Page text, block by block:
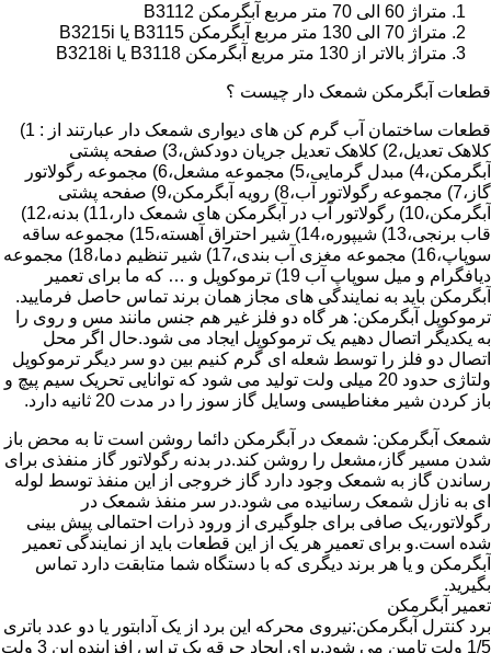
متراژ 60 الی 70 متر مربع آبگرمکن B3112
متراژ 70 الی 130 متر مربع آبگرمکن B3115 یا B3215i
متراژ بالاتر از 130 متر مربع آبگرمکن B3118 یا B3218i
قطعات آبگرمکن شمعک دار چیست ؟
قطعات ساختمان آب گرم کن های دیواری شمعک دار عبارتند از : 1)
کلاهک تعدیل،2) کلاهک تعدیل جریان دودکش،3) صفحه پشتی
آبگرمکن،4) مبدل گرمایی،5) مجموعه مشعل،6) مجموعه رگولاتور
گاز،7) مجموعه رگولاتور آب،8) رویه آبگرمکن،9) صفحه پشتی
آبگرمکن،10) رگولاتور آب در آبگرمکن های شمعک دار،11) بدنه،12)
قاب برنجی،13) شیپوره،14) شیر احتراق آهسته،15) مجموعه ساقه
سوپاپ،16) مجموعه مغزی آب بندی،17) شیر تنظیم دما،18) مجموعه
دیافگرام و میل سوپاپ آب 19) ترموکوپل و … که ما برای تعمیر
آبگرمکن باید به نمایندگی های مجاز همان برند تماس حاصل فرمایید.
ترموکوپل آبگرمکن: هر گاه دو فلز غیر هم جنس مانند مس و روی را
به یکدیگر اتصال دهیم یک ترموکوپل ایجاد می شود.حال اگر محل
اتصال دو فلز را توسط شعله ای گرم کنیم بین دو سر دیگر ترموکوپل
ولتاژی حدود 20 میلی ولت تولید می شود که توانایی تحریک سیم پیچ و
باز کردن شیر مغناطیسی وسایل گاز سوز را در مدت 20 ثانیه دارد.
شمعک آبگرمکن: شمعک در آبگرمکن دائما روشن است تا به محض باز
شدن مسیر گاز،مشعل را روشن کند.در بدنه رگولاتور گاز منفذی برای
رساندن گاز به شمعک وجود دارد گاز خروجی از این منفذ توسط لوله
ای به نازل شمعک رسانیده می شود.در سر منفذ شمعک در
رگولاتور،یک صافی برای جلوگیری از ورود ذرات احتمالی پیش بینی
شده است.و برای تعمیر هر یک از این قطعات باید از نمایندگی تعمیر
آبگرمکن و یا هر برند دیگری که با دستگاه شما متابقت دارد تماس
بگیرید.
تعمیر آبگرمکن
برد کنترل آبگرمکن:نیروی محرکه این برد از یک آدابتور یا دو عدد باتری
1/5 ولت تامین می شود.برای ایجاد جرقه یک تراس افزاینده این 3 ولت